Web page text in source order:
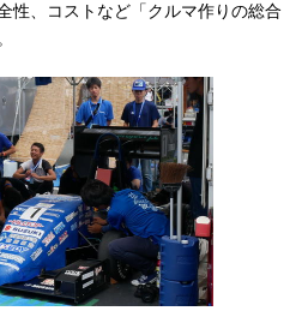
性、コストなど「クルマ作りの総合